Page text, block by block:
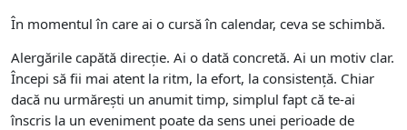
În momentul în care ai o cursă în calendar, ceva se schimbă.
Alergările capătă direcție. Ai o dată concretă. Ai un motiv clar.
Începi să fii mai atent la ritm, la efort, la consistență. Chiar
dacă nu urmărești un anumit timp, simplul fapt că te-ai
înscris la un eveniment poate da sens unei perioade de